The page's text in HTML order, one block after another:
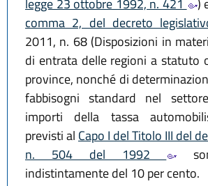
legge 23 ottobre 1992, n. 421 )
comma 2, del decreto
2011, n. 68 (Disposizioni in
di entrata delle regioni a statuto
province, nonché di
fabbisogni standard nel
importi della tassa
previsti al Capo I del Titolo III del
n. 504 del 1992
indistintamente del 10 per cento.